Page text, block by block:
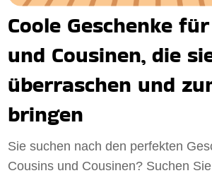
Coole Geschenke
und Cousinen, die
überraschen und
bringen
Sie suchen nach den perfekten
Cousins und Cousinen? Suchen